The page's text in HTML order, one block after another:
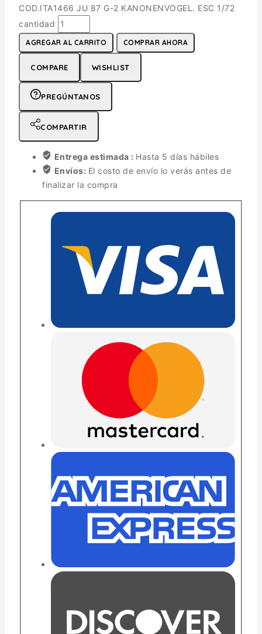
COD.ITA1466 JU 87 G-2 KANONENVOGEL. ESC 1/72
cantidad
AGREGAR AL CARRITO COMPRAR AHORA
COMPARE WISHLIST
PREGÚNTANOS
COMPARTIR
Entrega estimada : Hasta 5 días hábiles
Envíos: El costo de envío lo verás antes de
finalizar la compra